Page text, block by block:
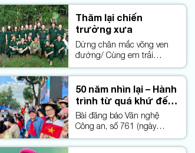
Thăm lại chiến
trường xưa
Dừng chân mắc võng ven
đường/ Cùng em trải
nghiệm hương rừng
Trường Sơn
50 năm nhìn lại – Hành
trình từ quá khứ đến
tương lai
Bài đăng báo Văn nghệ
Công an, số 761 (ngày
29/5/2025)